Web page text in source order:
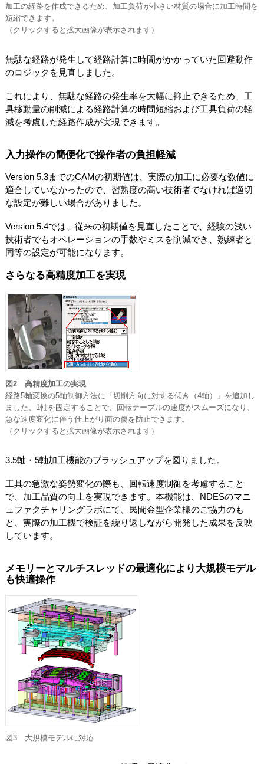
加工の経路を作成できるため、加工負荷が小さい材質の場合に加工時間を
短縮できます。
（クリックすると拡大画像が表示されます）
無駄な経路が発生して経路計算に時間がかかっていた回避動作
のロジックを見直しました。
これにより、無駄な経路の発生率を大幅に抑止できるため、工
具移動量の削減による経路計算の時間短縮および工具負荷の軽
減を考慮した経路作成が実現できます。
入力操作の簡便化で操作者の負担軽減
Version 5.3までのCAMの初期値は、実際の加工に必要な数値に
適合していなかったので、習熟度の高い技術者でなければ適切
な設定が難しい場合がありました。
Version 5.4では、従来の初期値を見直したことで、経験の浅い
技術者でもオペレーションの手数やミスを削減でき、熟練者と
同等の設定が可能になります。
さらなる高精度加工を実現
図2 高精度加工の実現
経路5軸変換の5軸制御方法に「切削方向に対する傾き（4軸）」を追加し
ました。1軸を固定することで、回転テーブルの速度がスムーズになり、
急な速度変化に伴う仕上がり面の傷を防止できます。
（クリックすると拡大画像が表示されます）
3.5軸・5軸加工機能のブラッシュアップを図りました。
工具の急激な姿勢変化の際も、回転速度制御を考慮すること
で、加工品質の向上を実現できます。本機能は、NDESのマニ
ュファクチャリングラボにて、民間金型企業様のご協力のも
と、実際の加工機で検証を繰り返しながら開発した成果を反映
しています。
メモリーとマルチスレッドの最適化により大規模モデル
も快適操作
図3 大規模モデルに対応